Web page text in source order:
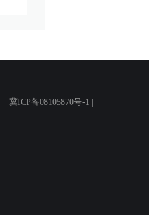
冀ICP备08105870号-1